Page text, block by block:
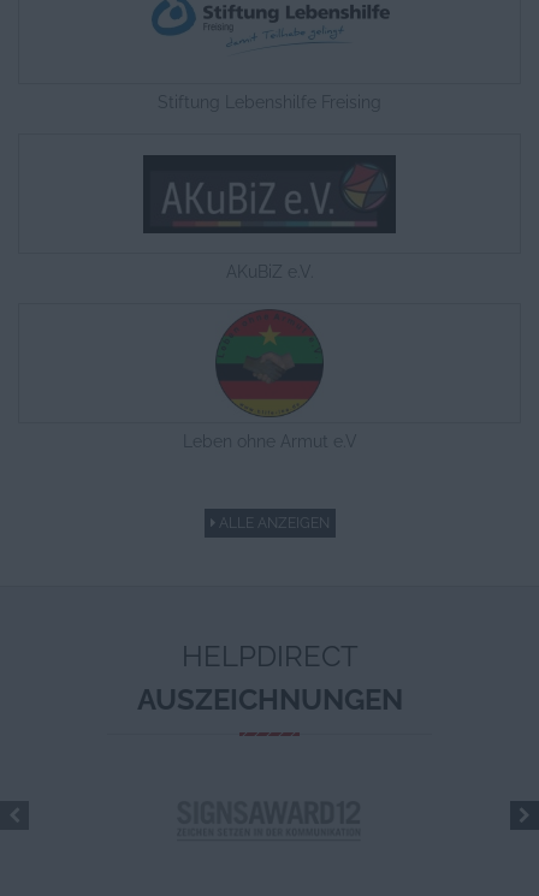
Stiftung Lebenshilfe Freising
AKuBiZ e.V.
Leben ohne Armut e.V
ALLE ANZEIGEN
HELPDIRECT
AUSZEICHNUNGEN